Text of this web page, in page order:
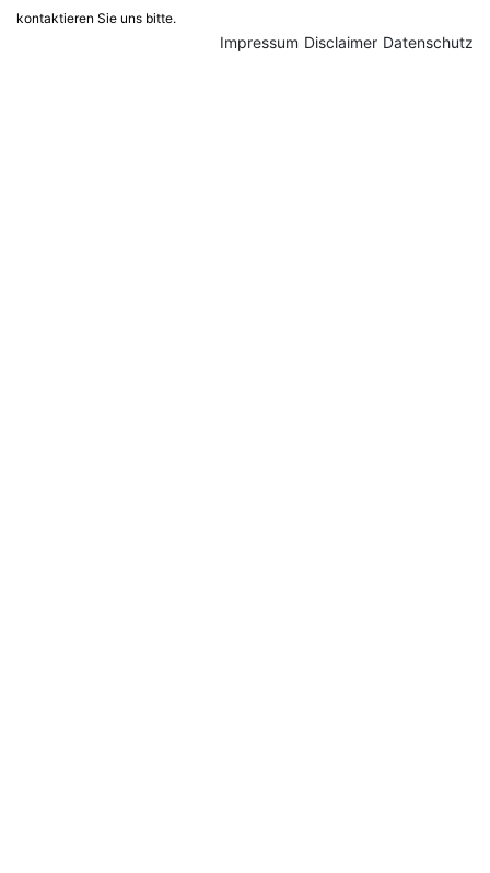
kontaktieren Sie uns bitte.
Datenschutz
Disclaimer
Impressum